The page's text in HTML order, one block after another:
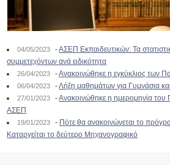
04/05/2023 -ΑΣΕΠ Εκπαιδευτικών: Τα
συμμετεχόντων ανά ειδικότητα
26/04/2023 -Ανακοινώθηκε η εγκύκλιος των
06/04/2023 -Λήξη μαθημάτων για Γυμνάσια
27/01/2023 -Ανακοινώθηκε η ημερομηνία του
ΑΣΕΠ
19/01/2023 - Πότε θα ανακοινώνεται το
Καταργείται το δεύτερο Μηχανογραφικό